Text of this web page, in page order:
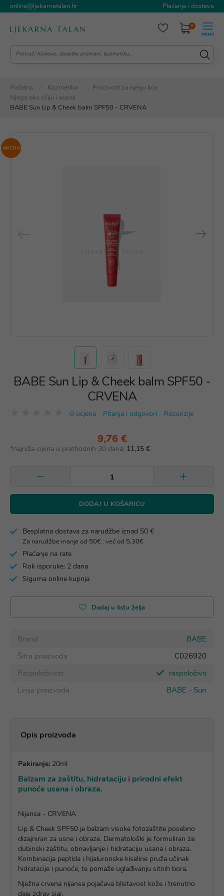
online@ljekarnatalan.hr Plaćanje i dostava
0
Početna Kozmetika
Proizvodi za njegu lica
Njega oko očiju i usana
BABE Sun Lip & Cheek balm SPF50 - CRVENA
AKCIJA
BABE Sun Lip & Cheek balm SPF50 -
CRVENA
0 ocjena Pitanja i odgovori Recenzije
9,76 €
*najniža cijena u prethodnih 30 dana: 11,15 €
DODAJ U KOŠARICU
Besplatna dostava za narudžbe iznad 50 €
Za narudžbe manje od 50€ : već od 5,30€
Plaćanje na rate
Rok isporuke: 2 dana
Sigurna online kupnja
Dodaj u listu želja
Brand
BABE
Šifra proizvoda
C026920
Raspoloživost
raspoloživo
Linija proizvoda
BABE - Sun
Opis proizvoda
Pakiranje: 20ml
Balzam za zaštitu, hidrataciju i prirodni efekt
punoće usana i obraza.
Nijansa - CRVENA
Lip & Cheek SPF50 je balzam visoke fotozaštite posebno
dizajniran za usne i obraze. Dermatološki je formuliran za
dubinski zaštitu, obnavljanje i hidrataciju usana i obraza.
Kombinacija peptida i hijaluronske kiseline pruža učinak
hidratacije i punoće, te pomaže uglađivanju sitnih bora.
Nježna crvena nijansa pojačava blistavost kože i trenutno
daje zdrav sjaj.